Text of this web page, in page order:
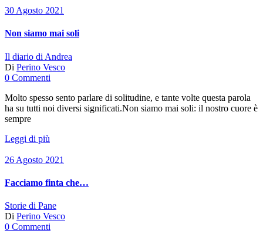
30 Agosto 2021
Non siamo mai soli
Il diario di Andrea
Di Perino Vesco
0 Commenti
Molto spesso sento parlare di solitudine, e tante volte questa parola
ha su tutti noi diversi significati.Non siamo mai soli: il nostro cuore è
sempre
Leggi di più
26 Agosto 2021
Facciamo finta che…
Storie di Pane
Di Perino Vesco
0 Commenti